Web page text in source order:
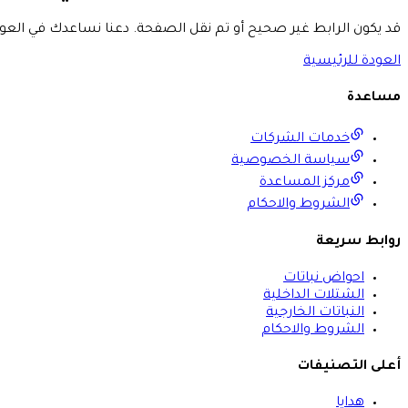
قد يكون الرابط غير صحيح أو تم نقل الصفحة. دعنا نساعدك في
العودة للرئيسية
مساعدة
خدمات الشركات
سياسة الخصوصية
مركز المساعدة
الشروط والاحكام
روابط سريعة
احواض نباتات
الشتلات الداخلية
النباتات الخارجية
الشروط والاحكام
أعلى التصنيفات
هدايا